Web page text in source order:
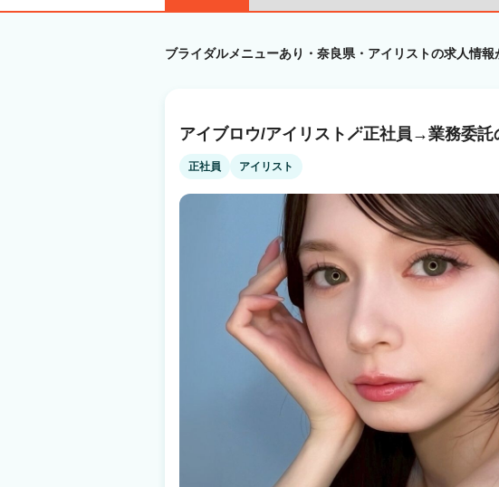
ブライダルメニューあり・奈良県・アイリストの求人情報
アイブロウ/アイリスト🪄正社員→業務委託
正社員 アイリスト